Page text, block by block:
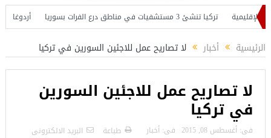
تركيا تنشئ 3 مستشفيات في مناطق درع الفرات بسوريا
أردوغان
الرئيسية أخبار لا تصاريح عمل للاجئين السورين في تركيا
لا تصاريح عمل للاجئين السورين
في تركيا
فى: أغسطس 08, 2015 فى: أخبار طباعة البريد الالكترونى